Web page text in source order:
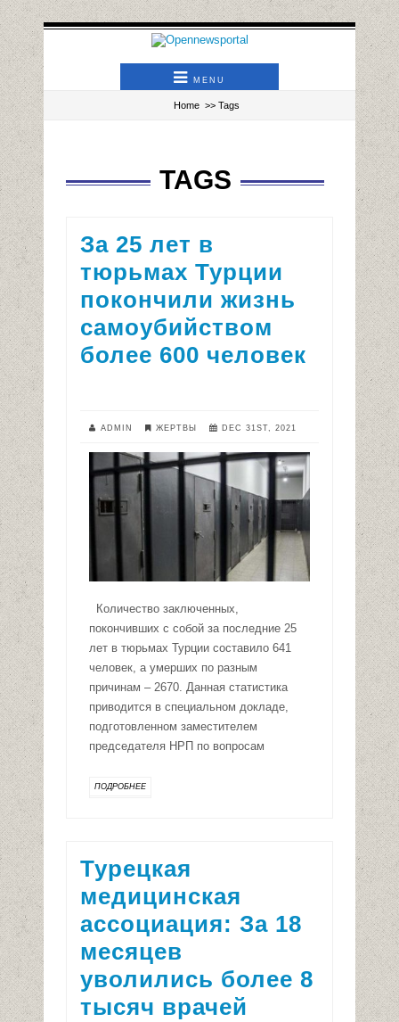
MENU
Home >> Tags
TAGS
За 25 лет в
тюрьмах Турции
покончили жизнь
самоубийством
более 600 человек
ADMIN ЖЕРТВЫ DEC 31ST, 2021
Количество заключенных,
покончивших с собой за последние 25
лет в тюрьмах Турции составило 641
человек, а умерших по разным
причинам – 2670. Данная статистика
приводится в специальном докладе,
подготовленном заместителем
председателя НРП по вопросам
ПОДРОБНЕЕ
Турецкая
медицинская
ассоциация: За 18
месяцев
уволились более 8
тысяч врачей